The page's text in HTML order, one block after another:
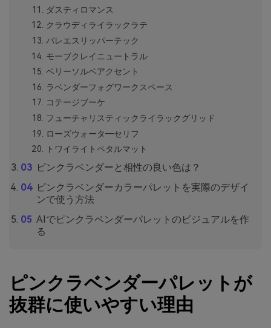
ダスティロマンス
クラウディライラックラテ
バレエスリッパーテック
モーブクレイニュートラル
ベリーソルベアクセント
ラベンダーフォグワークスペース
コテージブーケ
フューチャリスティックライラックグリッド
ローズウォータ―セリフ
トワイライトペタルマット
ピンクラベンダーと相性の良い色は？
ピンクラベンダーカラーパレットを実際のデザイ
ンで使う方法
AIでピンクラベンダーパレットのビジュアルを作
る
ピンクラベンダーパレットが
抜群に使いやすい理由